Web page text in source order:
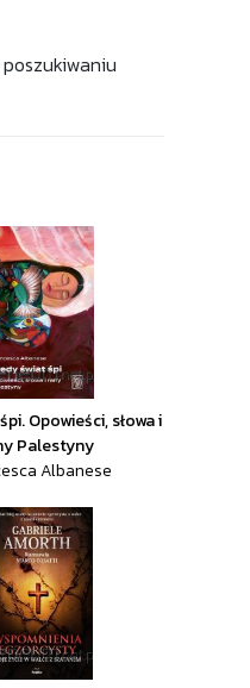
Opowieści, słowa i
Palestyny
Albanese